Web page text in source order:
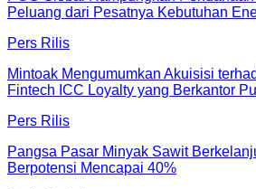
Peluang dari Pesatnya Kebutuhan
Pers Rilis
Mintoak Mengumumkan Akuisisi
Fintech ICC Loyalty yang Berkantor
Pers Rilis
Pangsa Pasar Minyak Sawit
Berpotensi Mencapai 40%